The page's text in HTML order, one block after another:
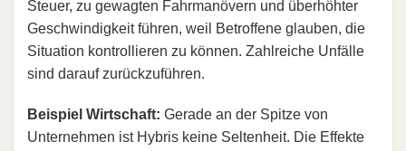
Steuer, zu gewagten Fahrmanövern und überhöhter
Geschwindigkeit führen, weil Betroffene glauben, die
Situation kontrollieren zu können. Zahlreiche Unfälle
sind darauf zurückzuführen.
Beispiel Wirtschaft: Gerade an der Spitze von
Unternehmen ist Hybris keine Seltenheit. Die Effekte